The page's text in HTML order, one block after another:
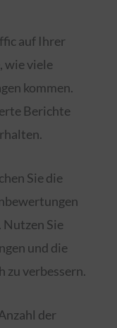
auf Ihrer
wie viele
kommen.
Berichte
Sie die
Sie
und die
zu verbessern.
der